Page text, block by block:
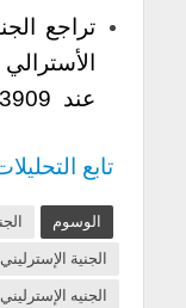
تراجع
عند 1.73909.
تابع
الوسوم
الجنية
الجنيه